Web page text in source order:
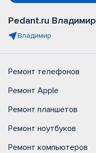
Pedant.ru Владимир
Владимир
Ремонт телефонов
Ремонт Apple
Ремонт планшетов
Ремонт ноутбуков
Ремонт компьютеров